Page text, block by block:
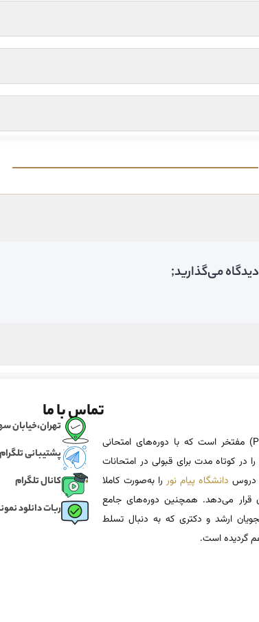
می‌گذارید;
پی ان یو اگزم (PNUEXAM) مفتخر است که با دوره‌های امتحانی
در کوتاه مدت برای قبولی در امتحانات
دروس دانشگاه پیام نور را به‌صورت کاملا
قرار می‌دهد. همچنین دوره‌های جامع
ارشد و دکتری که به دنبال تسلط
گردیده است.
تماس با ما
تهران،خیابان
پشتیبانی تلگرام
کانال تلگرام
ربات دانلود